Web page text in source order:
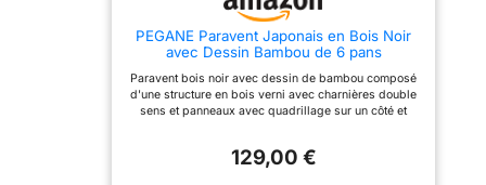
PEGANE Paravent Japonais en Bois Noir
avec Dessin Bambou de 6 pans
Paravent bois noir avec dessin de bambou composé
d'une structure en bois verni avec charnières double
sens et panneaux avec quadrillage sur un côté et
la luminosité. Dimensions : L264 x H175 x P2 cm
129,00 €